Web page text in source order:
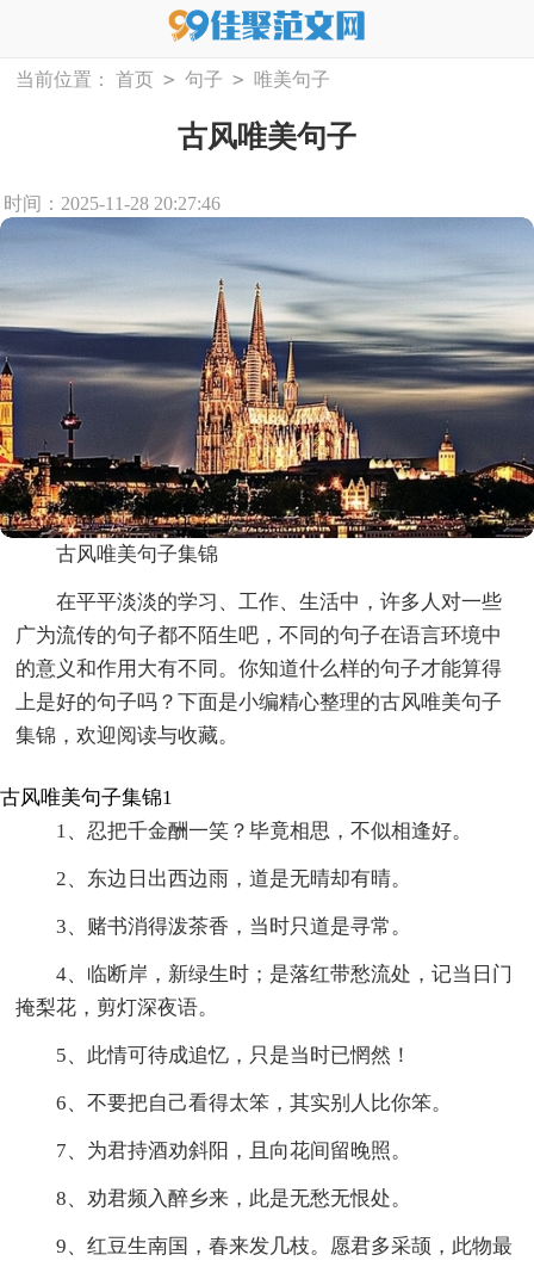
当前位置： 首页 > 句子 > 唯美句子
古风唯美句子
时间：2025-11-28 20:27:46
古风唯美句子集锦
在平平淡淡的学习、工作、生活中，许多人对一些
广为流传的句子都不陌生吧，不同的句子在语言环境中
的意义和作用大有不同。你知道什么样的句子才能算得
上是好的句子吗？下面是小编精心整理的古风唯美句子
集锦，欢迎阅读与收藏。
古风唯美句子集锦1
1、忍把千金酬一笑？毕竟相思，不似相逢好。
2、东边日出西边雨，道是无晴却有晴。
3、赌书消得泼茶香，当时只道是寻常。
4、临断岸，新绿生时；是落红带愁流处，记当日门
掩梨花，剪灯深夜语。
5、此情可待成追忆，只是当时已惘然！
6、不要把自己看得太笨，其实别人比你笨。
7、为君持酒劝斜阳，且向花间留晚照。
8、劝君频入醉乡来，此是无愁无恨处。
9、红豆生南国，春来发几枝。愿君多采颉，此物最